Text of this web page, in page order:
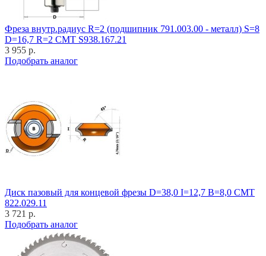
Фреза внутр.радиус R=2 (подшипник 791.003.00 - металл) S=8
D=16,7 R=2 CMT S938.167.21
3 955 р.
Подобрать аналог
Диск пазовый для концевой фрезы D=38,0 I=12,7 B=8,0 CMT
822.029.11
3 721 р.
Подобрать аналог